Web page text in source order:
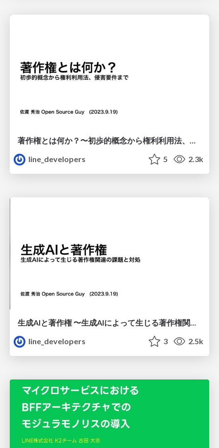
著作権とは何か？〜初歩的概念から権利利用法、侵害要件まで
line_developers
5 2.3k
生成AIと著作権 〜生成AIによって生じる著作権関連の課題と対処
line_developers
3 2.5k